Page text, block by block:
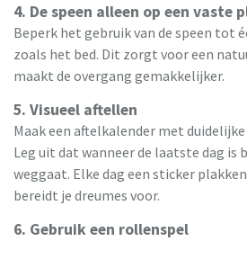
4. De speen alleen op een vaste
Beperk het gebruik van de speen tot
zoals het bed. Dit zorgt voor een
maakt de overgang gemakkelijker.
5. Visueel aftellen
Maak een aftelkalender met
Leg uit dat wanneer de laatste dag is
weggaat. Elke dag een sticker
bereidt je dreumes voor.
6. Gebruik een rollenspel